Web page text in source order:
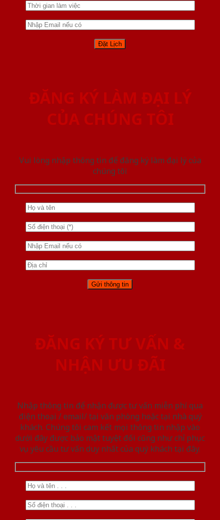
ĐĂNG KÝ LÀM ĐẠI LÝ
CỦA CHÚNG TÔI
Vui lòng nhập thông tin để đăng ký làm đại lý của
chúng tôi
ĐĂNG KÝ TƯ VẤN &
NHẬN ƯU ĐÃI
Nhập thông tin để nhận được tư vấn miễn phí qua
điện thoại / email/ tại văn phòng hoặc tại nhà quý
khách. Chúng tôi cam kết mọi thông tin nhập vào
dưới đây được bảo mật tuyệt đối cũng như chỉ phục
vụ yêu cầu tư vấn duy nhất của quý khách tại đây.